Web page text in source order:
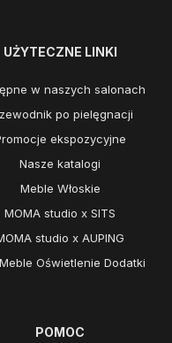
UŻYTECZNE LINKI
w naszych salonach
po pielęgnacji
ekspozycyjne
Nasze katalogi
Meble Włoskie
MOMA studio x SITS
studio x AUPING
Oświetlenie Dodatki
POMOC